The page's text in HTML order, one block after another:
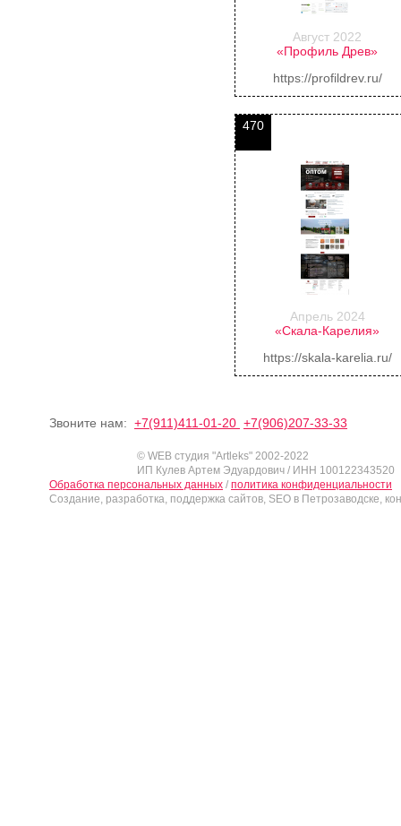
Август 2022
«Профиль Древ»
https://profildrev.ru/
470
Апрель 2024
«Скала-Карелия»
https://skala-karelia.ru/
Звоните нам: +7(911)411-01-20 +7(906)207-33-33
© WEB студия "Artleks" 2002-2022
ИП Кулев Артем Эдуардович / ИНН 100122343520
Обработка персональных данных / политика конфиденциальности
Создание, разработка, поддержка сайтов, SEO в Петрозаводске,